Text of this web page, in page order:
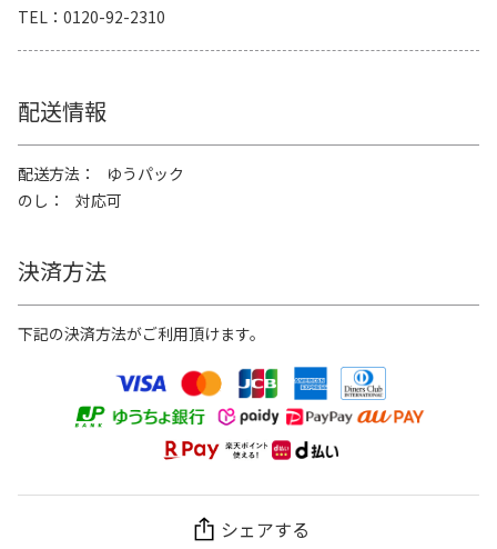
TEL
0120-92-2310
配送情報
配送方法
ゆうパック
のし
対応可
決済方法
下記の決済方法がご利用頂けます。
シェアする